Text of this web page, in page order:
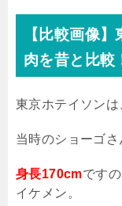
【比較画像
肉を昔と比較
東京ホテイソンは
当時のショーゴさ
身長170cmです
イケメン。